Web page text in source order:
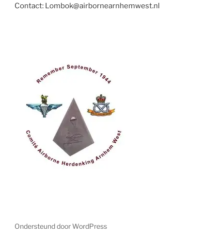
Contact: Lombok@airbornearnhemwest.nl
Ondersteund door WordPress